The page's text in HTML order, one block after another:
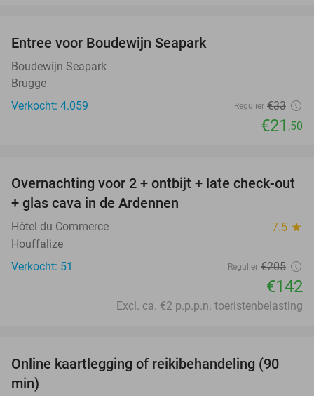
Entree voor Boudewijn Seapark
Boudewijn Seapark
Brugge
Verkocht: 4.059
Regulier €33
€21 ,50
31%
Overnachting voor 2 + ontbijt + late check-out
+ glas cava in de Ardennen
Hôtel du Commerce 7.5 star
Houffalize
Verkocht: 51
Regulier €205
€142
Excl. ca. €2 p.p.p.n. toeristenbelasting
55%
Online kaartlegging of reikibehandeling (90
min)